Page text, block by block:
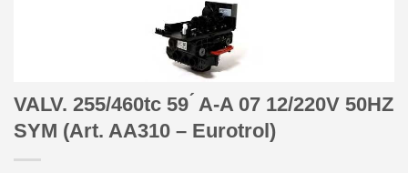
VALV. 255/460tc 59 ́ A-A 07 12/220V 50HZ
SYM (Art. AA310 – Eurotrol)